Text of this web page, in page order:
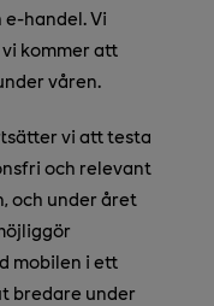
handel. Vi
kommer att
våren.
vi att testa
och relevant
och under året
mobilen i ett
bredare under